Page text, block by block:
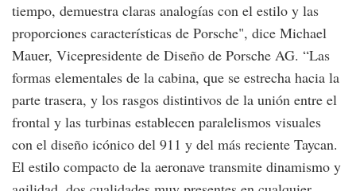
tiempo, demuestra claras analogías con el estilo y las
proporciones características de Porsche", dice Michael
Mauer, Vicepresidente de Diseño de Porsche AG. “Las
formas elementales de la cabina, que se estrecha hacia la
parte trasera, y los rasgos distintivos de la unión entre el
frontal y las turbinas establecen paralelismos visuales
con el diseño icónico del 911 y del más reciente Taycan.
El estilo compacto de la aeronave transmite dinamismo y